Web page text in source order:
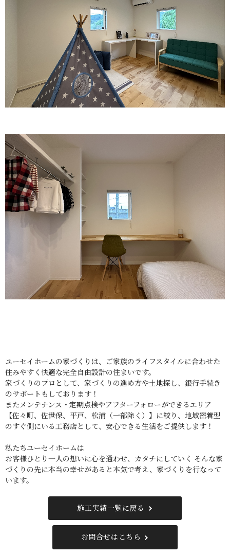
ユーセイホームの家づくりは、ご家族のライフスタイルに合わせた
住みやすく快適な完全自由設計の住まいです。
家づくりのプロとして、家づくりの進め方や土地探し、銀行手続き
のサポートもしております！
またメンテナンス・定期点検やアフターフォローができるエリア
【佐々町、佐世保、平戸、松浦（一部除く）】に絞り、地域密着型
のすぐ側にいる工務店として、安心できる生活をご提供します！
私たちユーセイホームは
お客様ひとり一人の想いに心を通わせ、カタチにしていく そんな家
づくりの先に本当の幸せがあると本気で考え、家づくりを行なって
います。
施工実績一覧に戻る
お問合せはこちら